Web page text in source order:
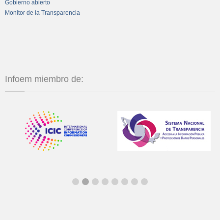
Gobierno abierto
Monitor de la Transparencia
Infoem miembro de: